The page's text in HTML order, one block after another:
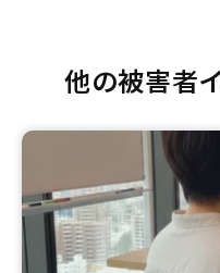
他の被害者